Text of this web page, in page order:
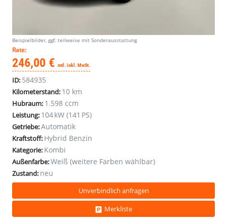
Beispielbilder, ggf. teilweise mit Sonderausstattung
Rate:
246,00 € mtl. inkl. MwSt.
ID: 584935
Kilometerstand: 10 km
Hubraum: 1.598 ccm
Leistung: 104 kW (141 PS)
Getriebe:Automatik
Kraftstoff: Hybrid Benzin
Kategorie: Kombi
Außenfarbe:Weiß (weitere Farben wählbar)
Zustand: neu
Unverbindlich anfragen
Merkliste